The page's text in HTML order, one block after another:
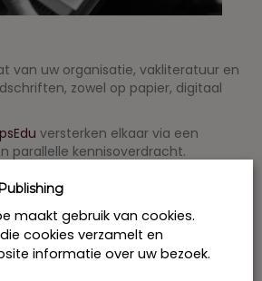
van uw organisatie, vakliteratuur en
zowel op papier, digitaal
versterken elkaar via een
parallelle kennisoverdracht.
online zichtbaarheid via het
maakt gebruik van cookies.
cookies verzamelt en
informatie over uw bezoek.